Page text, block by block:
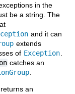
in the
be a string. The
and it can
extends
of Exception
catches an
an